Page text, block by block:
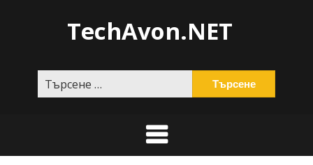
TechAvon.NET
за: